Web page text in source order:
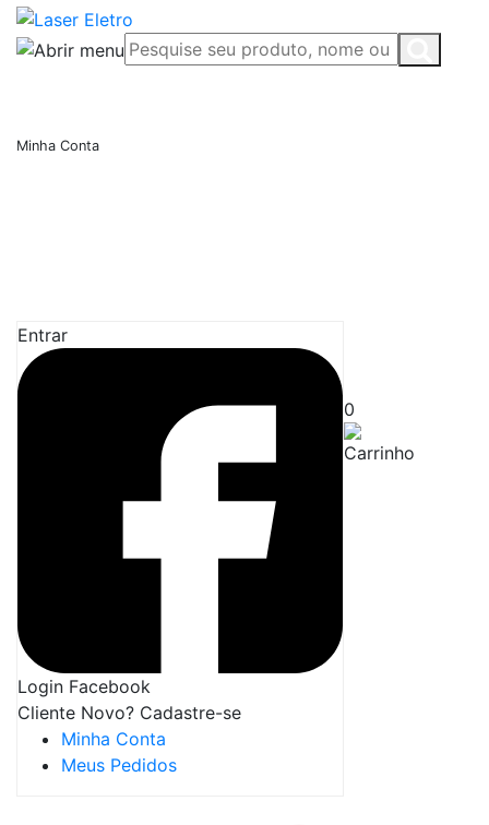
Minha Conta
Entrar
Login Facebook
Cliente Novo? Cadastre-se
Minha Conta
Meus Pedidos
0